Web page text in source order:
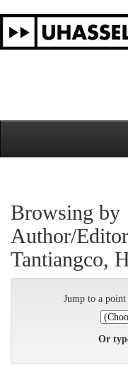
navigation
Browsing by
Author/
Tantiangco,
Jump to a
Or